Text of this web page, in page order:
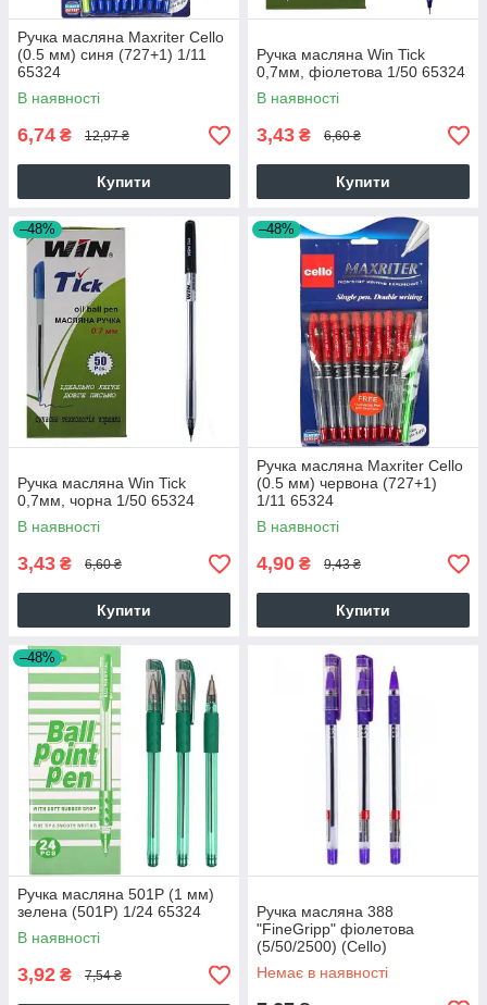
Ручка масляна Maxriter Cello
(0.5 мм) синя (727+1) 1/11
65324
В наявності
6,74 ₴ 12,97 ₴
Купити
Ручка масляна Win Tick
0,7мм, фіолетова 1/50 65324
В наявності
3,43 ₴ 6,60 ₴
Купити
–48%
Ручка масляна Win Tick
0,7мм, чорна 1/50 65324
В наявності
3,43 ₴ 6,60 ₴
Купити
–48%
Ручка масляна Maxriter Cello
(0.5 мм) червона (727+1)
1/11 65324
В наявності
4,90 ₴ 9,43 ₴
Купити
–48%
Ручка масляна 501P (1 мм)
зелена (501P) 1/24 65324
В наявності
3,92 ₴ 7,54 ₴
Ручка масляна 388
"FineGripp" фіолетова
(5/50/2500) (Cello)
ш.к.6932784200137 65324
Немає в наявності